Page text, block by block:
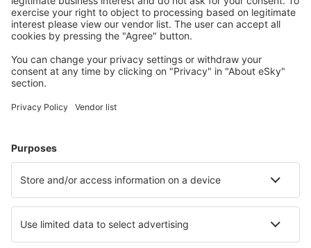
Hotely v Řecku - Oblíbená města
Hotely in Nea Peramos (Kavala) Hotely in Sidari
Hotely in Benitses